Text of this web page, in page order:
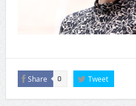
Share 0 Tweet